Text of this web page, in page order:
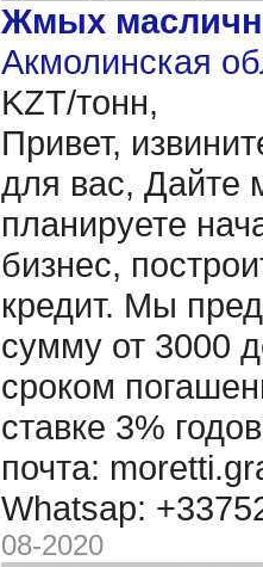
Жмых
Акмолинская
KZT/тонн,
Привет,
для вас, Дайте
планируете
бизнес,
кредит. Мы
сумму от 3000
сроком
ставке 3%
почта:
Whatsap:
08-2020